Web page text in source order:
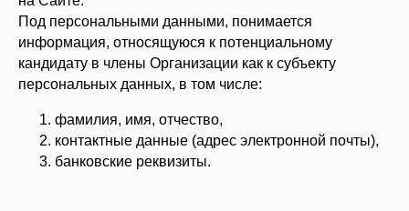
КОНТАКТЫ
Под персональными данными, понимается
информация, относящуюся к потенциальному
кандидату в члены Организации как к субъекту
персональных данных, в том числе:
фамилия, имя, отчество,
контактные данные (адрес электронной почты),
банковские реквизиты.